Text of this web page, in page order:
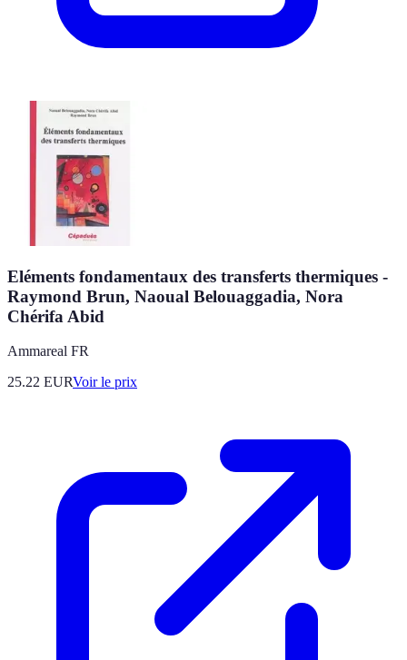
Eléments fondamentaux des transferts thermiques -
Raymond Brun, Naoual Belouaggadia, Nora
Chérifa Abid
Ammareal FR
25.22 EURVoir le prix